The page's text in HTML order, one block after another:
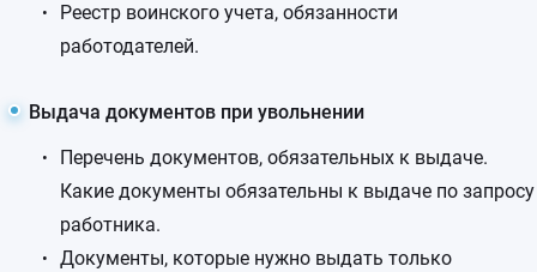
Реестр воинского учета, обязанности
работодателей.
Выдача документов при увольнении
Перечень документов, обязательных к выдаче.
Какие документы обязательны к выдаче по запросу
работника.
Документы, которые нужно выдать только